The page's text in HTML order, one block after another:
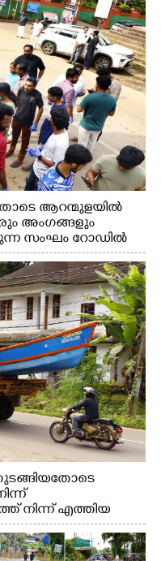
ആറന്മുളയിൽ
അംഗങ്ങളും
സംഘം റോഡിൽ
മാലിന്യങ്ങളും
നിന്ന് എത്തിയ